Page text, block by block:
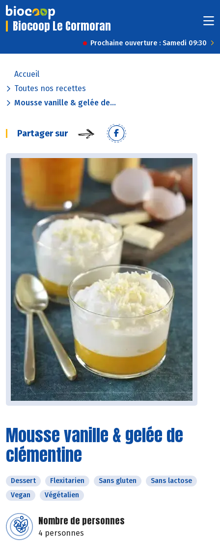
Biocoop Le Cormoran
Prochaine ouverture : Samedi 09:30
Accueil
Toutes nos recettes
Mousse vanille & gelée de...
Partager sur
Mousse vanille & gelée de
clémentine
Dessert Flexitarien Sans gluten
Sans lactose
Vegan
Végétalien
Nombre de personnes
4 personnes